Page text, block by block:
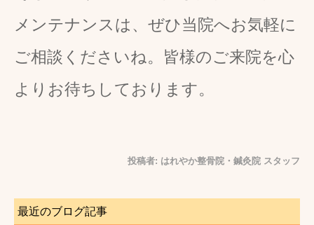
メンテナンスは、ぜひ当院へお気軽に
ご相談くださいね。皆様のご来院を心
よりお待ちしております。
投稿者: はれやか整骨院・鍼灸院 スタッフ
最近のブログ記事